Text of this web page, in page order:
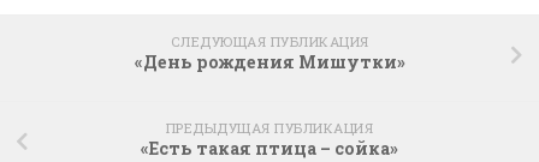
СЛЕДУЮЩАЯ ПУБЛИКАЦИЯ
«День рождения Мишутки»
ПРЕДЫДУЩАЯ ПУБЛИКАЦИЯ
«Есть такая птица – сойка»